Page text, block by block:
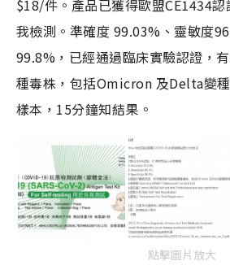
$18/件。產品已獲得歐盟CE1434
我檢測。準確度 99.03%、靈敏度
99.8%，已經通過臨床實驗認證，
種毒株，包括Omicron 及Delta變
樣本，15分鐘知結果。
點擊圖片放大